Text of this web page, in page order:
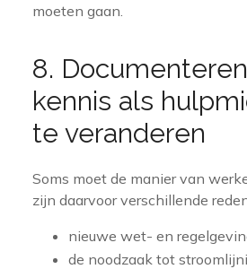
moeten gaan.
8.
kennis als
te veranderen
Soms moet de manier van
zijn daarvoor verschillende
nieuwe wet- en
de noodzaak tot